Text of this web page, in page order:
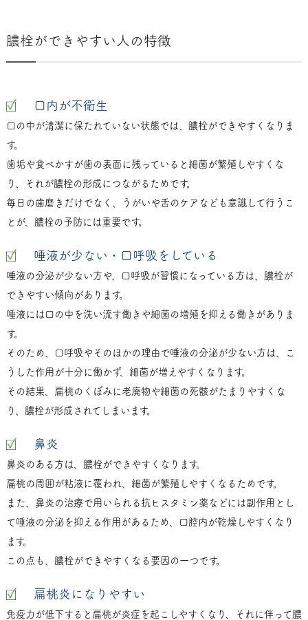
膿栓ができやすい人の特徴
口内が不衛生
口の中が清潔に保たれていない状態では、膿栓ができやすくなりま
す。
歯垢や食べかすが歯の表面に残っていると細菌が繁殖しやすくな
り、それが膿栓の形成につながるためです。
毎日の歯磨きだけでなく、うがいや舌のケアなども意識して行うこ
とが、膿栓の予防には重要です。
唾液が少ない・口呼吸をしている
唾液の分泌が少ない方や、口呼吸が習慣になっている方は、膿栓が
できやすい傾向があります。
唾液には口の中を洗い流す働きや細菌の増殖を抑える働きがありま
す。
そのため、口呼吸やそのほかの理由で唾液の分泌が少ない方は、こ
うした作用が十分に働かず、細菌が増えやすくなります。
その結果、扁桃のくぼみに老廃物や細菌の死骸がたまりやすくな
り、膿栓が形成されてしまいます。
鼻炎
鼻炎のある方は、膿栓ができやすくなります。
扁桃の周囲が粘液に覆われ、細菌が繁殖しやすくなるためです。
また、鼻炎の治療で用いられる抗ヒスタミン薬などには副作用とし
て唾液の分泌を抑える作用があるため、口腔内が乾燥しやすくなり
ます。
この点も、膿栓ができやすくなる要因の一つです。
扁桃炎になりやすい
免疫力が低下すると扁桃が炎症を起こしやすくなり、それに伴って膿